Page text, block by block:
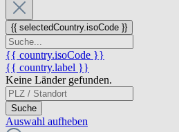
{{ selectedCountry.isoCode }}
{{ country.isoCode }}
{{ country.label }}
Keine Länder gefunden.
Suche
Auswahl aufheben